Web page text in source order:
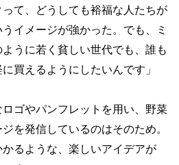
って、どうしても裕福な人たちが
イメージが強かった。でも、ミ
うに若く貧しい世代でも、誰も
買えるようにしたいんです」
ゴやパンフレットを用い、野菜
を発信しているのはそのため。
るような、楽しいアイデアが